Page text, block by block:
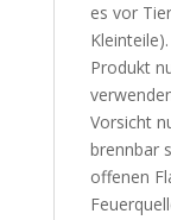
es vor
Produkt
Vorsicht
brennbar
offenen